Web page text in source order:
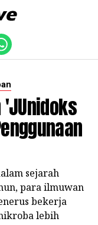
sejarah
para ilmuwan
bekerja
lebih